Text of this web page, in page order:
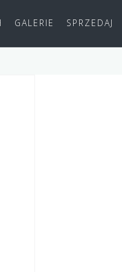
GALERIE SPRZEDAJ